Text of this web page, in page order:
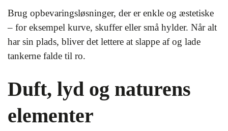
Brug opbevaringsløsninger, der er enkle og æstetiske
– for eksempel kurve, skuffer eller små hylder. Når alt
har sin plads, bliver det lettere at slappe af og lade
tankerne falde til ro.
Duft, lyd og naturens
elementer